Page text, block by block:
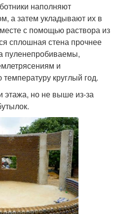
наполняют
а затем укладывают их в
с помощью раствора из
сплошная стена прочнее
пуленепробиваемы,
и
круглый год.
этажа, но не выше из-за